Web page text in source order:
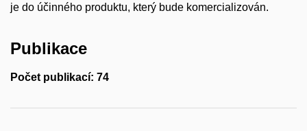
je do účinného produktu, který bude komercializován.
Publikace
Počet publikací: 74